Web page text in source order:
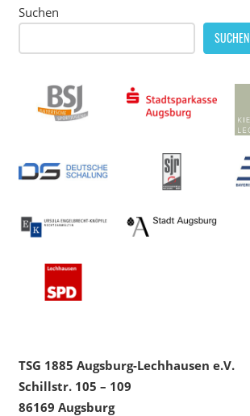
Suchen
SUCHEN
TSG 1885 Augsburg-Lechhausen e.V.
Schillstr. 105 – 109
86169 Augsburg